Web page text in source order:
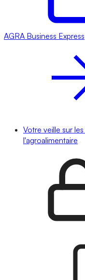
AGRA Business Express
Votre veille sur
l'agroalimentaire